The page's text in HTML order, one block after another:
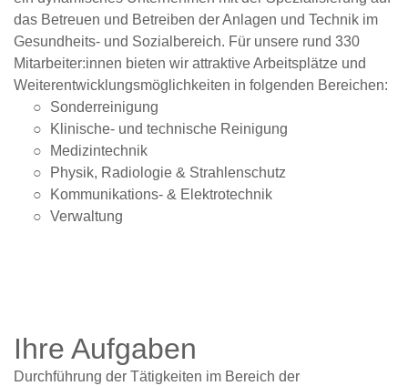
das Betreuen und Betreiben der Anlagen und Technik im
Gesundheits- und Sozial­bereich. Für unsere rund 330
Mitarbeiter:innen bieten wir attraktive Arbeits­plätze und
Weiter­entwicklungs­möglich­keiten in folgenden Bereichen:
Sonder­reinigung
Klinische- und technische Reinigung
Medizin­technik
Physik, Radiologie & Strahlen­schutz
Kommunikations- & Elektro­technik
Verwaltung
Ihre Aufgaben
Durchführung der Tätigkeiten im Bereich der